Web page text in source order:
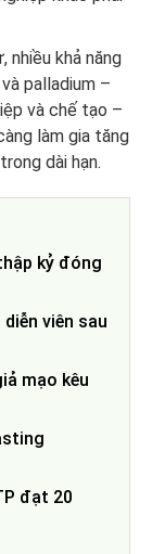
nhiều khả năng
palladium –
và chế tạo –
làm gia tăng
dài hạn.
kỷ đóng
viên sau
mạo kêu
đạt 20